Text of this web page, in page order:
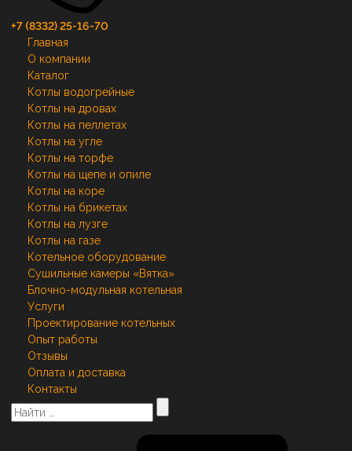
+7 (8332) 25-16-70
Главная
О компании
Каталог
Котлы водогрейные
Котлы на дровах
Котлы на пеллетах
Котлы на угле
Котлы на торфе
Котлы на щепе и опиле
Котлы на коре
Котлы на брикетах
Котлы на лузге
Котлы на газе
Котельное оборудование
Сушильные камеры «Вятка»
Блочно-модульная котельная
Услуги
Проектирование котельных
Опыт работы
Отзывы
Оплата и доставка
Контакты